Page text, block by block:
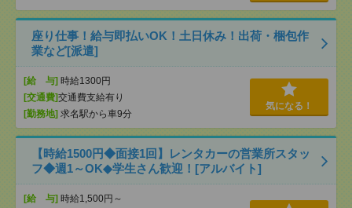
座り仕事！給与即払いOK！土日休み！出荷・梱包作
業など[派遣]
[給 与] 時給1300円
[交通費]交通費支給有り
[勤務地] 求名駅から車9分
気になる！
【時給1500円◆面接1回】レンタカーの営業所スタッ
フ◆週1～OK◆学生さん歓迎！[アルバイト]
[給 与] 時給1,500円～